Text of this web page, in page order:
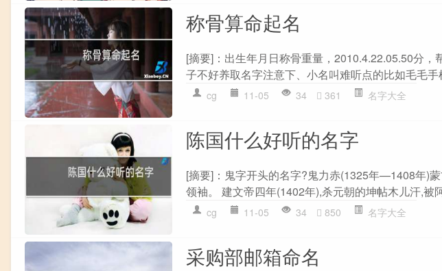
称骨算命起名
[摘要]：出生年月日称骨重量，2010.4.22.05.50分
子不好养取名字注意下、小名叫难听点的比如毛毛手
cg 11-05 34 361 名字大全
陈国什么好听的名字
[摘要]：鬼字开头的名字?鬼力赤(1325年—1408年)
领袖。 建文帝四年(1402年),杀元朝的坤帖木儿汗,被
cg 11-05 34 850 名字大全
采购部邮箱命名